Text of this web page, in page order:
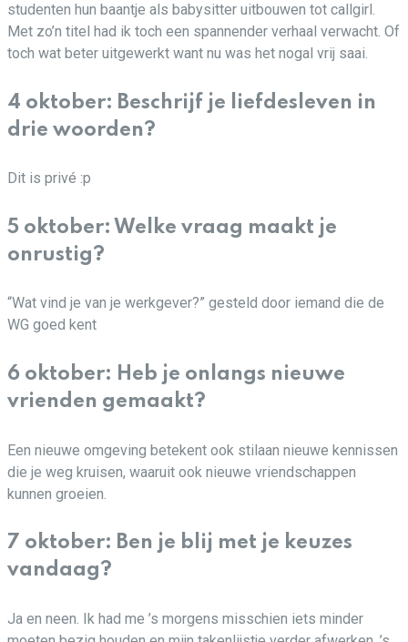
studenten hun baantje als babysitter uitbouwen tot callgirl.
Met zo’n titel had ik toch een spannender verhaal verwacht. Of
toch wat beter uitgewerkt want nu was het nogal vrij saai.
4 oktober: Beschrijf je liefdesleven in
drie woorden?
Dit is privé :p
5 oktober: Welke vraag maakt je
onrustig?
“Wat vind je van je werkgever?” gesteld door iemand die de
WG goed kent
6 oktober: Heb je onlangs nieuwe
vrienden gemaakt?
Een nieuwe omgeving betekent ook stilaan nieuwe kennissen
die je weg kruisen, waaruit ook nieuwe vriendschappen
kunnen groeien.
7 oktober: Ben je blij met je keuzes
vandaag?
Ja en neen. Ik had me ’s morgens misschien iets minder